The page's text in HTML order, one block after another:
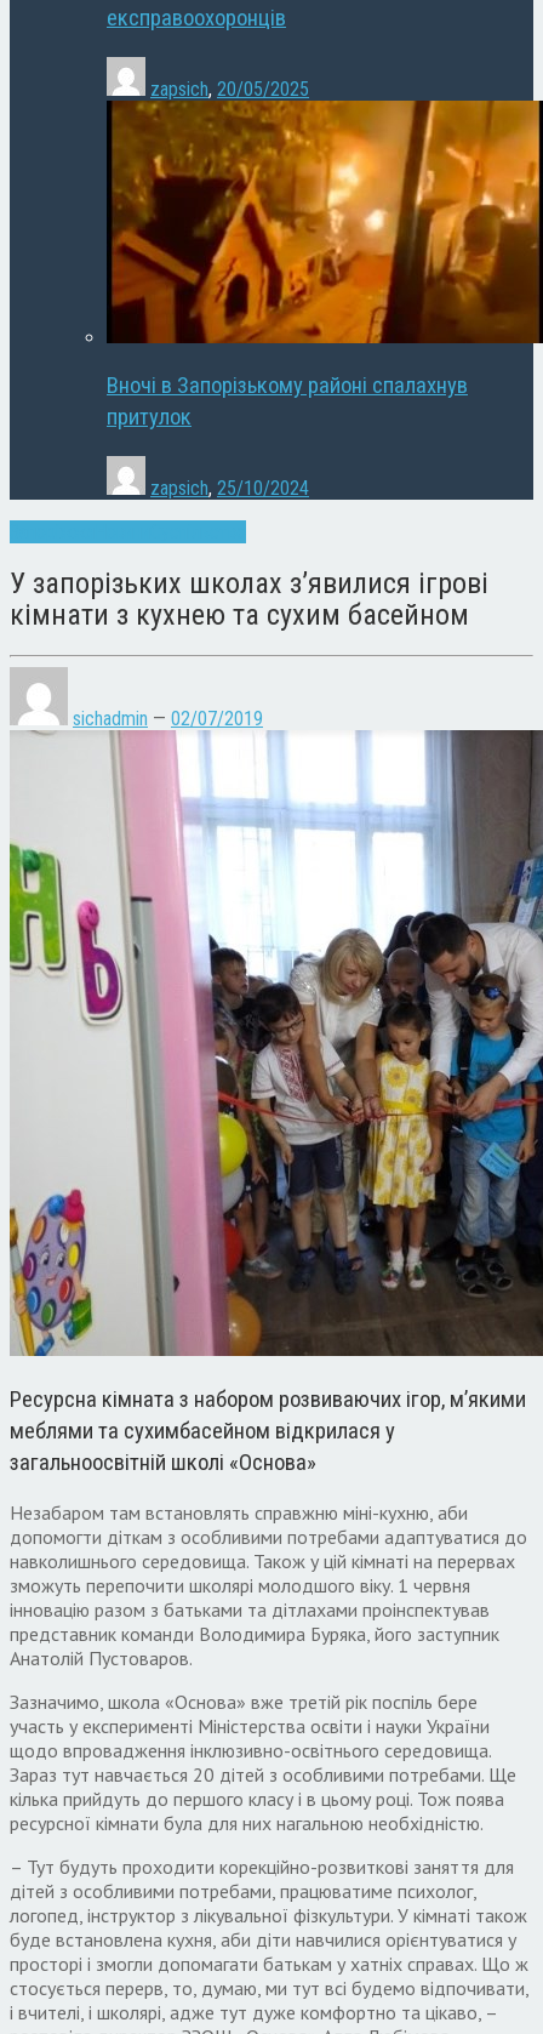
експравоохоронців
zapsich, 20/05/2025
Вночі в Запорізькому районі спалахнув
притулок
zapsich, 25/10/2024
У запорізьких школах з’явилися ігрові
кімнати з кухнею та сухим басейном
sichadmin — 02/07/2019
Ресурсна кімната з набором розвиваючих ігор, м’якими
меблями та сухимбасейном відкрилася у
загальноосвітній школі «Основа»
Незабаром там встановлять справжню міні-кухню, аби
допомогти діткам з особливими потребами адаптуватися до
навколишнього середовища. Також у цій кімнаті на перервах
зможуть перепочити школярі молодшого віку. 1 червня
інновацію разом з батьками та дітлахами проінспектував
представник команди Володимира Буряка, його заступник
Анатолій Пустоваров.
Зазначимо, школа «Основа» вже третій рік поспіль бере
участь у експерименті Міністерства освіти і науки України
щодо впровадження інклюзивно-освітнього середовища.
Зараз тут навчається 20 дітей з особливими потребами. Ще
кілька прийдуть до першого класу і в цьому році. Тож поява
ресурсної кімнати була для них нагальною необхідністю.
– Тут будуть проходити корекційно-розвиткові заняття для
дітей з особливими потребами, працюватиме психолог,
логопед, інструктор з лікувальної фізкультури. У кімнаті також
буде встановлена кухня, аби діти навчилися орієнтуватися у
просторі і змогли допомагати батькам у хатніх справах. Що ж
стосується перерв, то, думаю, ми тут всі будемо відпочивати,
і вчителі, і школярі, адже тут дуже комфортно та цікаво, –